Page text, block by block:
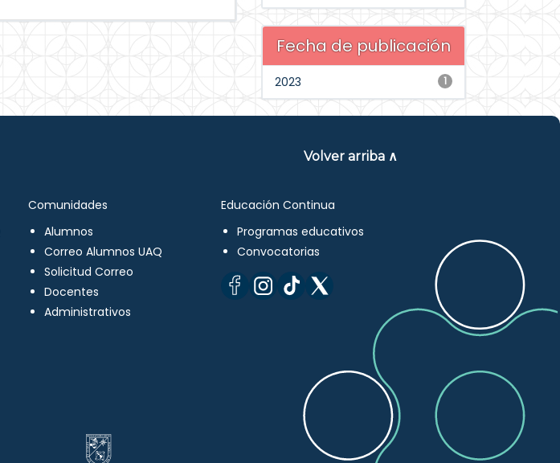
Fecha de publicación
1
2023
Volver arriba ∧
Comunidades
Alumnos
Correo Alumnos UAQ
Solicitud Correo
Docentes
Administrativos
Educación Continua
Programas educativos
Convocatorias